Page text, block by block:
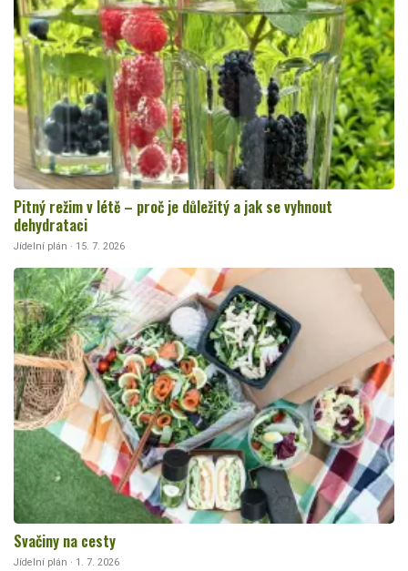
Pitný režim v létě – proč je důležitý a jak se vyhnout
dehydrataci
Jídelní plán · 15. 7. 2026
Svačiny na cesty
Jídelní plán · 1. 7. 2026